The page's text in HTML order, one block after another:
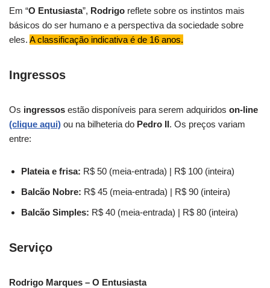
Em “O Entusiasta”, Rodrigo reflete sobre os instintos mais
básicos do ser humano e a perspectiva da sociedade sobre
eles. A classificação indicativa é de 16 anos.
Ingressos
Os ingressos estão disponíveis para serem adquiridos on-line
(clique aqui) ou na bilheteria do Pedro II. Os preços variam
entre:
Plateia e frisa: R$ 50 (meia-entrada) | R$ 100 (inteira)
Balcão Nobre: R$ 45 (meia-entrada) | R$ 90 (inteira)
Balcão Simples: R$ 40 (meia-entrada) | R$ 80 (inteira)
Serviço
Rodrigo Marques – O Entusiasta